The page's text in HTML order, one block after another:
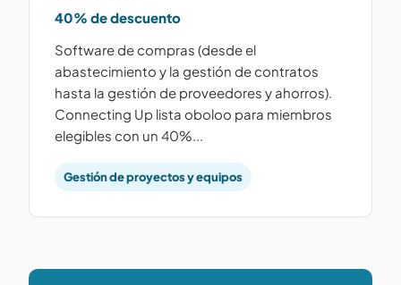
40% de descuento
Software de compras (desde el
abastecimiento y la gestión de contratos
hasta la gestión de proveedores y ahorros).
Connecting Up lista oboloo para miembros
elegibles con un 40%...
Gestión de proyectos y equipos